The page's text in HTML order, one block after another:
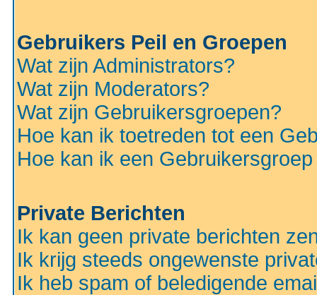
Gebruikers Peil en Groepen
Wat zijn Administrators?
Wat zijn Moderators?
Wat zijn Gebruikersgroepen?
Hoe kan ik toetreden tot een
Hoe kan ik een
Private Berichten
Ik kan geen private berichten
Ik krijg steeds ongewenste
Ik heb spam of beledigende